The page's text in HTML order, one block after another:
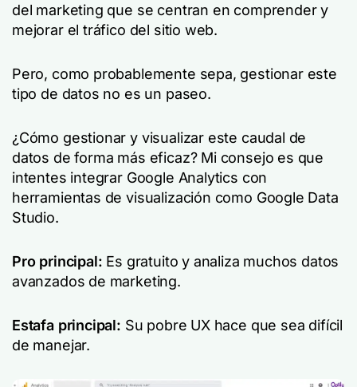
del marketing que se centran en comprender y
mejorar el tráfico del sitio web.
Pero, como probablemente sepa, gestionar este
tipo de datos no es un paseo.
¿Cómo gestionar y visualizar este caudal de
datos de forma más eficaz? Mi consejo es que
intentes integrar Google Analytics con
herramientas de visualización como Google Data
Studio.
Pro principal: Es gratuito y analiza muchos datos
avanzados de marketing.
Estafa principal: Su pobre UX hace que sea difícil
de manejar.